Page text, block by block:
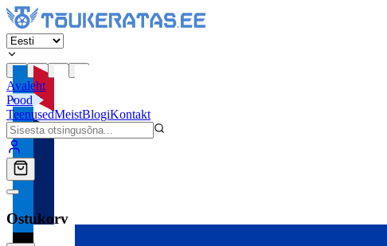
Avaleht
Pood
TeenusedMeistBlogiKontakt
Ostukorv